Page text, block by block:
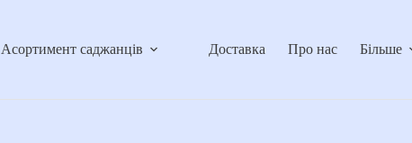
Асортимент саджанців Доставка Про нас Більше